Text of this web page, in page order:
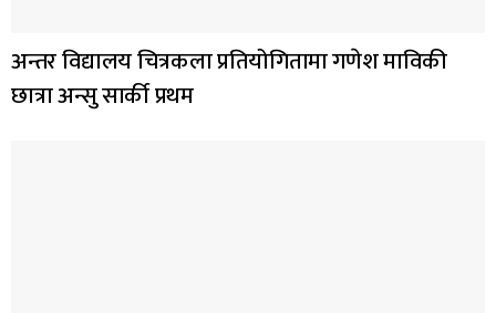
अन्तर विद्यालय चित्रकला प्रतियोगितामा गणेश माविकी
छात्रा अन्सु सार्की प्रथम